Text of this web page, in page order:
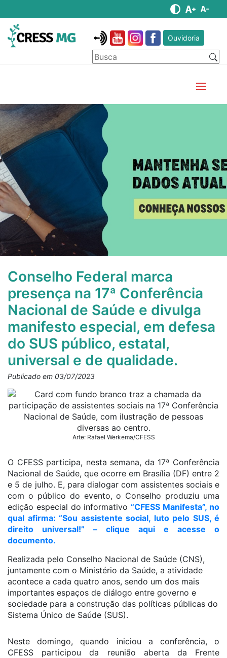
Ouvidoria
Conselho Federal marca
presença na 17ª Conferência
Nacional de Saúde e divulga
manifesto especial, em defesa
do SUS público, estatal,
universal e de qualidade.
Publicado em 03/07/2023
Arte: Rafael Werkema/CFESS
O CFESS participa, nesta semana, da 17ª Conferência
Nacional de Saúde, que ocorre em Brasília (DF) entre 2
e 5 de julho. E, para dialogar com assistentes sociais e
com o público do evento, o Conselho produziu uma
edição especial do informativo“CFESS Manifesta”, no
qual afirma: “Sou assistente social, luto pelo SUS, é
direito universal!” – clique aqui e acesse o
documento.
Realizada pelo Conselho Nacional de Saúde (CNS),
juntamente com o Ministério da Saúde, a atividade
acontece a cada quatro anos, sendo um dos mais
importantes espaços de diálogo entre governo e
sociedade para a construção das políticas públicas do
Sistema Único de Saúde (SUS).
Neste domingo, quando iniciou a conferência, o
CFESS participou da reunião aberta da Frente